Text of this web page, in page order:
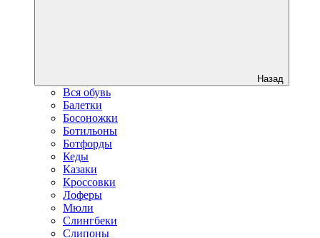
Назад
Вся обувь
Балетки
Босоножки
Ботильоны
Ботфорды
Кеды
Казаки
Кроссовки
Лоферы
Мюли
Слингбеки
Слипоны